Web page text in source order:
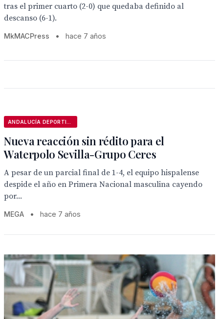
tras el primer cuarto (2-0) que quedaba definido al
descanso (6-1).
MkMACPress • hace 7 años
Nueva reacción sin rédito para el
Waterpolo Sevilla-Grupo Ceres
A pesar de un parcial final de 1-4, el equipo hispalense
despide el año en Primera Nacional masculina cayendo
por...
MEGA • hace 7 años